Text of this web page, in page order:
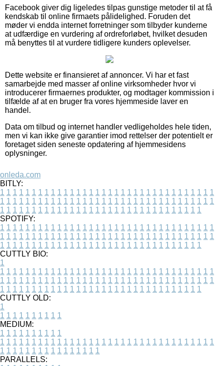
Facebook giver dig ligeledes tilpas gunstige metoder til at få
kendskab til online firmaets pålidelighed. Foruden det
møder vi endda internet forretninger som tilbyder kunderne
at udfærdige en vurdering af ordreforløbet, hvilket desuden
må benyttes til at vurdere tidligere kunders oplevelser.
Dette website er finansieret af annoncer. Vi har et fast
samarbejde med masser af online virksomheder hvor vi
introducerer firmaernes produkter, og modtager kommission i
tilfælde af at en bruger fra vores hjemmeside laver en
handel.
Data om tilbud og internet handler vedligeholdes hele tiden,
men vi kan ikke give garantier imod rettelser der potentielt er
foretaget siden seneste opdatering af hjemmesidens
oplysninger.
onleda.com
BITLY:
1 1 1 1 1 1 1 1 1 1 1 1 1 1 1 1 1 1 1 1 1 1 1 1 1 1 1 1 1 1 1 1 1 1
1 1 1 1 1 1 1 1 1 1 1 1 1 1 1 1 1 1 1 1 1 1 1 1 1 1 1 1 1 1 1 1 1 1
1 1 1 1 1 1 1 1 1 1 1 1 1 1 1 1 1 1 1 1 1 1 1 1 1 1 1 1 1 1 1 1
SPOTIFY:
1 1 1 1 1 1 1 1 1 1 1 1 1 1 1 1 1 1 1 1 1 1 1 1 1 1 1 1 1 1 1 1 1 1
1 1 1 1 1 1 1 1 1 1 1 1 1 1 1 1 1 1 1 1 1 1 1 1 1 1 1 1 1 1 1 1 1 1
1 1 1 1 1 1 1 1 1 1 1 1 1 1 1 1 1 1 1 1 1 1 1 1 1 1 1 1 1 1 1 1
CUTTLY BIO:
1
1 1 1 1 1 1 1 1 1 1 1 1 1 1 1 1 1 1 1 1 1 1 1 1 1 1 1 1 1 1 1 1 1 1
1 1 1 1 1 1 1 1 1 1 1 1 1 1 1 1 1 1 1 1 1 1 1 1 1 1 1 1 1 1 1 1 1 1
1 1 1 1 1 1 1 1 1 1 1 1 1 1 1 1 1 1 1 1 1 1 1 1 1 1 1 1 1 1 1 1
CUTTLY OLD:
1
1 1 1 1 1 1 1 1 1 1
MEDIUM:
1 1 1 1 1 1 1 1 1 1
1 1 1 1 1 1 1 1 1 1 1 1 1 1 1 1 1 1 1 1 1 1 1 1 1 1 1 1 1 1 1 1 1 1
1 1 1 1 1 1 1 1 1 1 1 1 1 1 1 1
PARALLELS: